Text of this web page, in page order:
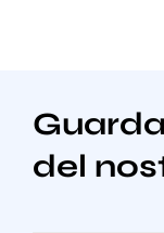
del